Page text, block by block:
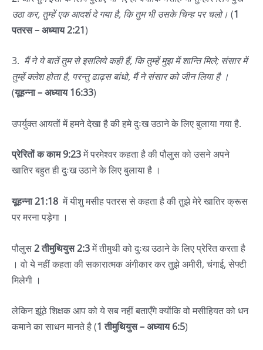
उठा कर, तुम्हें एक आदर्श दे गया है, कि तुम भी उसके चिन्ह पर चलो। (1
पतरस – अध्याय 2:21)
3. मैं ने ये बातें तुम से इसलिये कही हैं, कि तुम्हें मुझ में शान्ति मिले; संसार में
तुम्हें क्लेश होता है, परन्तु ढाढ़स बांधो, मैं ने संसार को जीन लिया है ।
(यूहन्ना – अध्याय 16:33)
उपर्युक्त आयतों में हमने देखा है की हमे दुःख उठाने के लिए बुलाया गया है.
प्रेरितों क काम 9:23में परमेश्वर कहता है की पौलुस को उसने अपने
खातिर बहुत ही दुःख उठाने के लिए बुलाया है ।
यूहन्ना 21:18 में यीशु मसीह पतरस से कहता है की तुझे मेरे खातिर क्रूस
पर मरना पड़ेगा ।
पौलुस2 तीमुथियुस2:3में तीमुथी को दुःख उठाने के लिए प्रेरित करता है
। वो ये नहीं कहता की सकारात्मक अंगीकार कर तुझे अमीरी, चंगाई, सेफ्टी
मिलेगी ।
लेकिन झूंठे शिक्षक आप को ये सब नहीं बताएँगे क्योंकि वो मसीहियत को धन
कमाने का साधन मानते है (1 तीमुथियुस – अध्याय 6:5)